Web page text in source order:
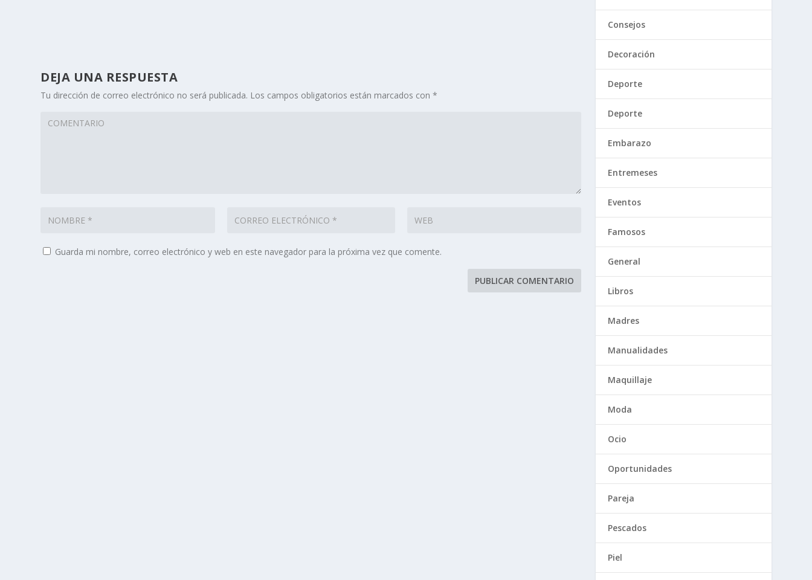
DEJA UNA RESPUESTA
Tu dirección de correo electrónico no será publicada. Los campos obligatorios están marcados con*
Guarda mi nombre, correo electrónico y web en este navegador para la próxima vez que comente.
Consejos
Decoración
Deporte
Deporte
Embarazo
Entremeses
Eventos
Famosos
General
Libros
Madres
Manualidades
Maquillaje
Moda
Ocio
Oportunidades
Pareja
Pescados
Piel